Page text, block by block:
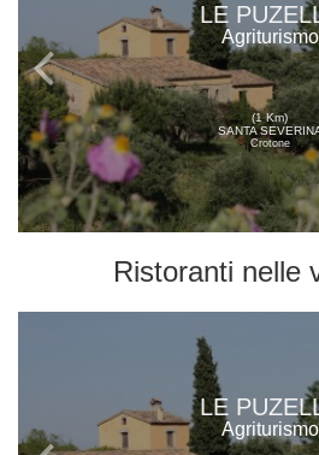
LE
Agriturismo
(1 Km)
SANTA
Crotone
Ristoranti nelle
LE
Agriturismo